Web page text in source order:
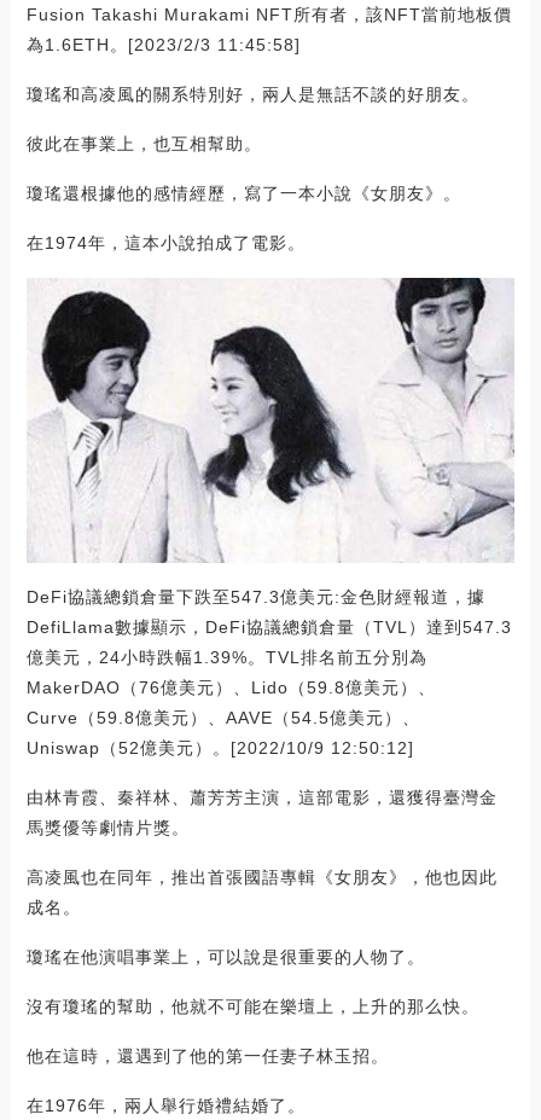
Fusion Takashi Murakami NFT所有者，該NFT當前地板價
為1.6ETH。[2023/2/3 11:45:58]
瓊瑤和高凌風的關系特別好，兩人是無話不談的好朋友。
彼此在事業上，也互相幫助。
瓊瑤還根據他的感情經歷，寫了一本小說《女朋友》。
在1974年，這本小說拍成了電影。
DeFi協議總鎖倉量下跌至547.3億美元:金色財經報道，據
DefiLlama數據顯示，DeFi協議總鎖倉量（TVL）達到547.3
億美元，24小時跌幅1.39%。TVL排名前五分別為
MakerDAO（76億美元）、Lido（59.8億美元）、
Curve（59.8億美元）、AAVE（54.5億美元）、
Uniswap（52億美元）。[2022/10/9 12:50:12]
由林青霞、秦祥林、蕭芳芳主演，這部電影，還獲得臺灣金
馬獎優等劇情片獎。
高凌風也在同年，推出首張國語專輯《女朋友》，他也因此
成名。
瓊瑤在他演唱事業上，可以說是很重要的人物了。
沒有瓊瑤的幫助，他就不可能在樂壇上，上升的那么快。
他在這時，還遇到了他的第一任妻子林玉招。
在1976年，兩人舉行婚禮結婚了。